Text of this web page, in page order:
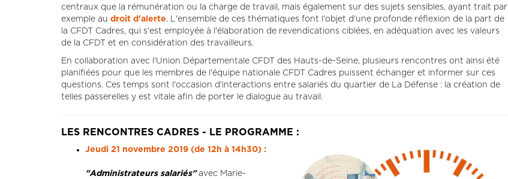
centraux que la rémunération ou la charge de travail, mais également sur des sujets sensibles, ayant trait par
exemple au droit d'alerte. L'ensemble de ces thématiques font l'objet d'une profonde réflexion de la part de
la CFDT Cadres, qui s'est employée à l'élaboration de revendications ciblées, en adéquation avec les valeurs
de la CFDT et en considération des travailleurs.
En collaboration avec l'Union Départementale CFDT des Hauts-de-Seine, plusieurs rencontres ont ainsi été
planifiées pour que les membres de l'équipe nationale CFDT Cadres puissent échanger et informer sur ces
questions. Ces temps sont l'occasion d'interactions entre salariés du quartier de La Défense : la création de
telles passerelles y est vitale afin de porter le dialogue au travail.
LES RENCONTRES CADRES - LE PROGRAMME :
Jeudi 21 novembre 2019 (de 12h à 14h30) :
"Administrateurs salariés"avec Marie-